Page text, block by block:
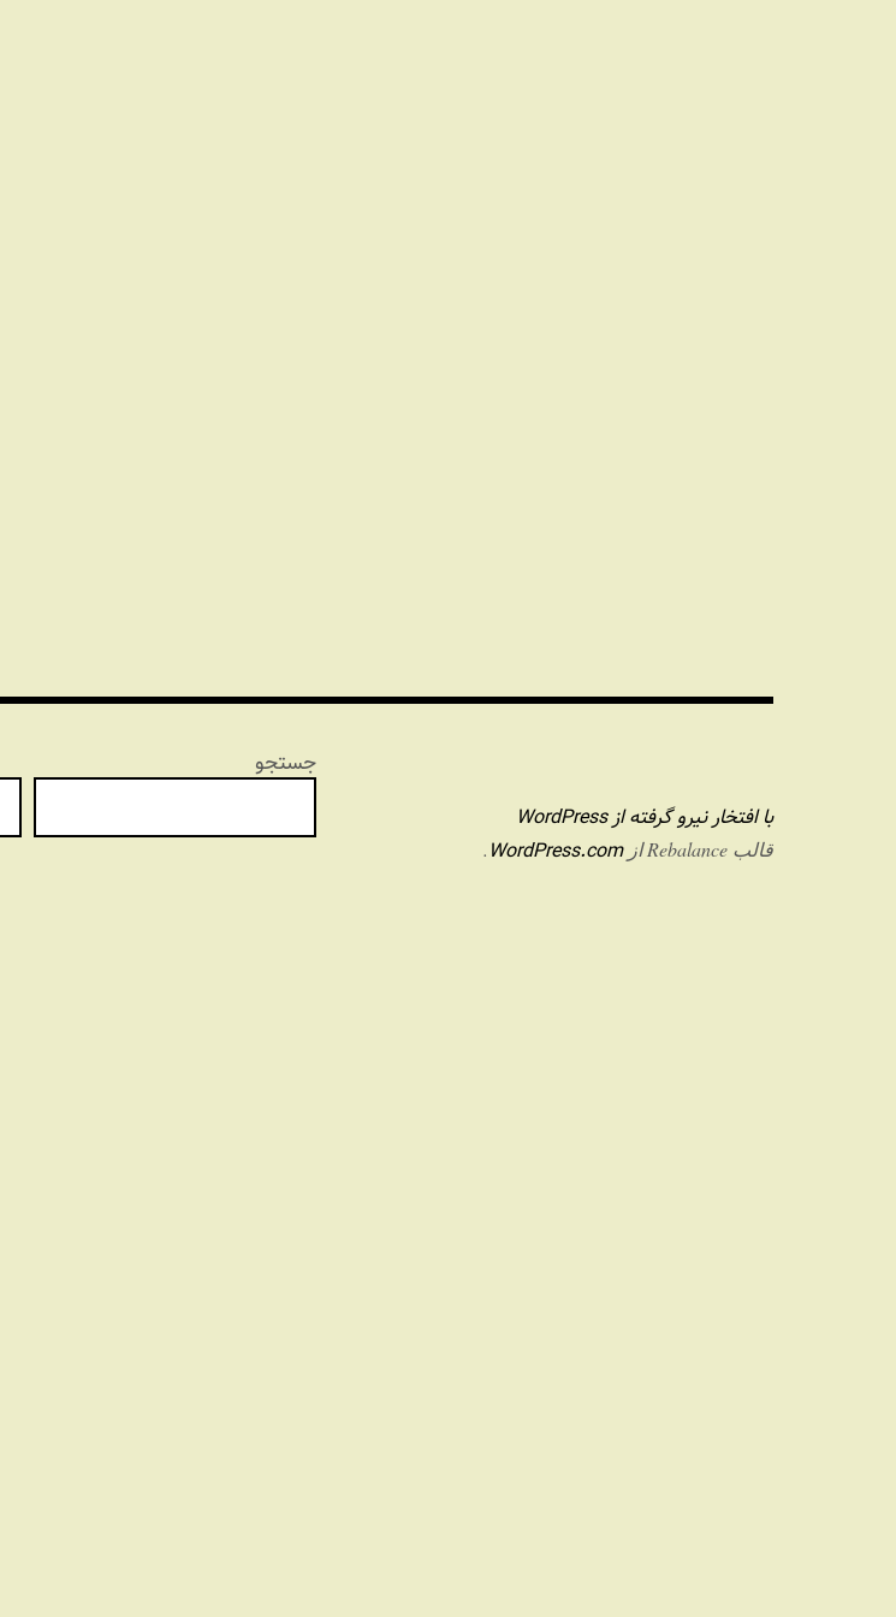
جستجو
با افتخار نیرو گرفته از WordPress
قالب Rebalance از WordPress.com
.